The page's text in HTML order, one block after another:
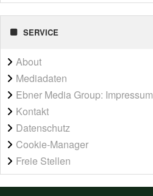
SERVICE
About
Mediadaten
Ebner Media Group: Impressum
Kontakt
Datenschutz
Cookie-Manager
Freie Stellen